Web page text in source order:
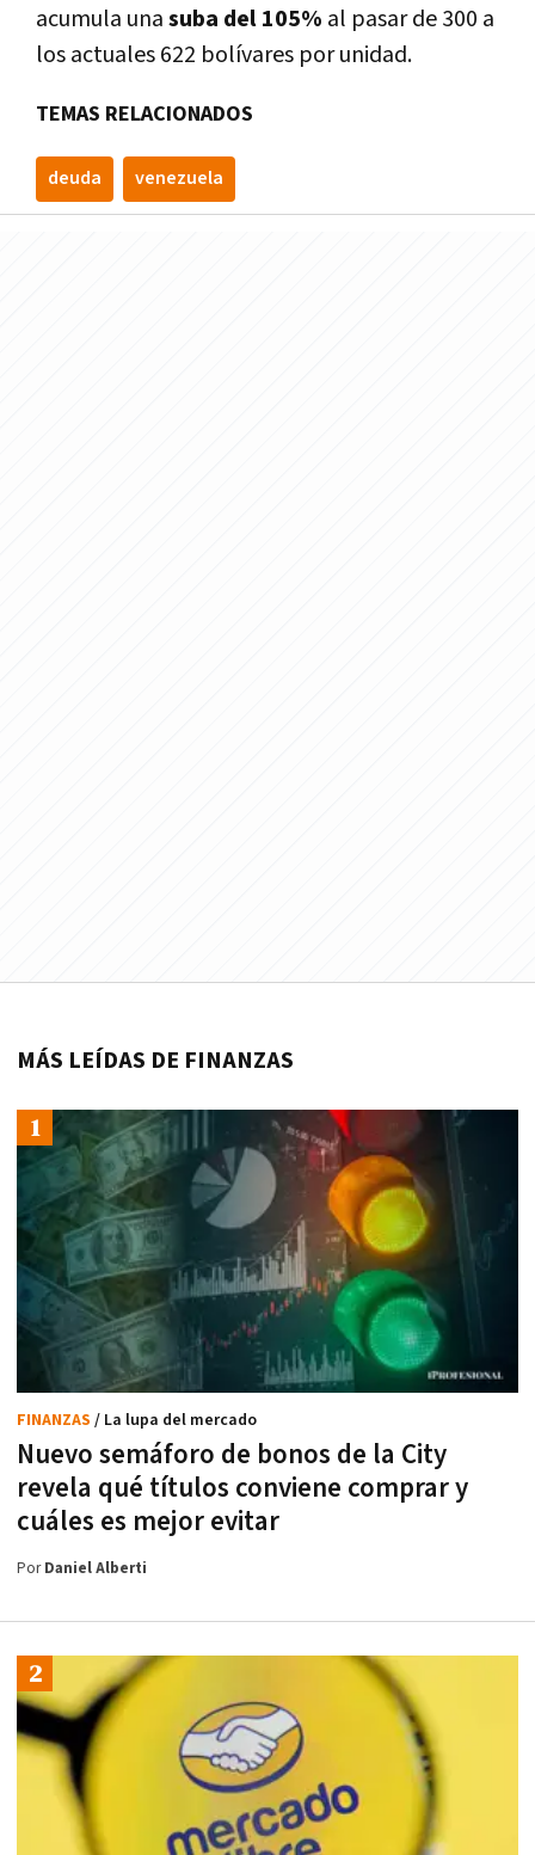
acumula unasuba del 105% al pasar de 300 a
los actuales 622 bolívares por unidad.
TEMAS RELACIONADOS
deuda venezuela
MÁS LEÍDAS DE FINANZAS
Nuevo semáforo de bonos de la City
revela qué títulos conviene comprar y
cuáles es mejor evitar
FINANZAS / La lupa del mercado
PorDaniel Alberti